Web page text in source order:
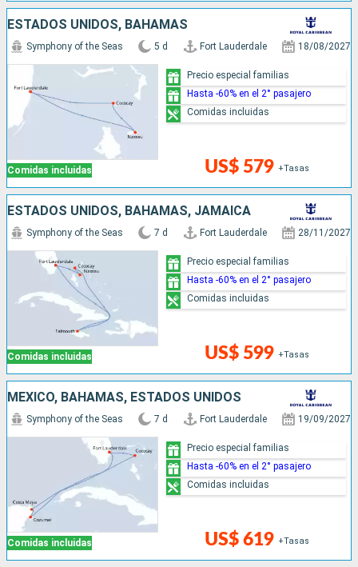
ESTADOS UNIDOS, BAHAMAS
Comidas incluidas
Symphony of the Seas 5 d Fort Lauderdale 18/08/2027
US$ 579 +Tasas
Precio especial familias
Hasta -60% en el 2° pasajero
Comidas incluidas
ESTADOS UNIDOS, BAHAMAS, JAMAICA
Comidas incluidas
Symphony of the Seas 7 d Fort Lauderdale 28/11/2027
US$ 599 +Tasas
Precio especial familias
Hasta -60% en el 2° pasajero
Comidas incluidas
MÉXICO, BAHAMAS, ESTADOS UNIDOS
Comidas incluidas
Symphony of the Seas 7 d Fort Lauderdale 19/09/2027
US$ 619 +Tasas
Precio especial familias
Hasta -60% en el 2° pasajero
Comidas incluidas